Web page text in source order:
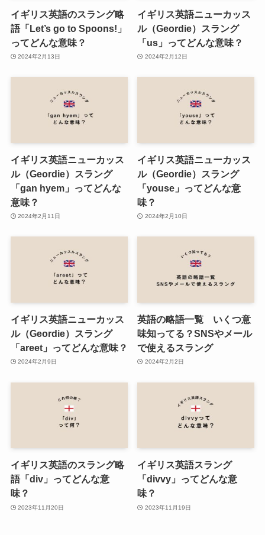
イギリス英語のスラング略
語「Let’s go to Spoons!」
ってどんな意味？
2024年2月13日
イギリス英語ニューカッス
ル（Geordie）スラング
「us」ってどんな意味？
2024年2月12日
イギリス英語ニューカッス
ル（Geordie）スラング
「gan hyem」ってどんな
意味？
2024年2月11日
イギリス英語ニューカッス
ル（Geordie）スラング
「youse」ってどんな意
味？
2024年2月10日
イギリス英語ニューカッス
ル（Geordie）スラング
「areet」ってどんな意味？
2024年2月9日
英語の略語一覧 いくつ意
味知ってる？SNSやメール
で使えるスラング
2024年2月2日
イギリス英語のスラング略
語「div」ってどんな意
味？
2023年11月20日
イギリス英語スラング
「divvy」ってどんな意
味？
2023年11月19日